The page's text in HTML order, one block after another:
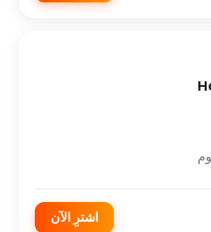
اشترِ الآن